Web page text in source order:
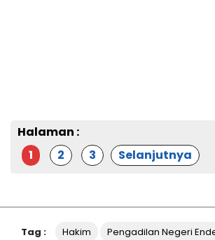
Halaman :
1
2 3 Selanjutnya
Tag : Hakim Pengadilan Negeri